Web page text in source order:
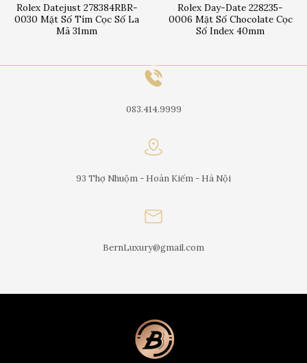
Rolex Datejust 278384RBR-
0030 Mặt Số Tím Cọc Số La
Mã 31mm
Rolex Day-Date 228235-
0006 Mặt Số Chocolate Cọc
Số Index 40mm
083.414.9999
93 Thợ Nhuộm - Hoàn Kiếm - Hà Nội
BernLuxury@gmail.com